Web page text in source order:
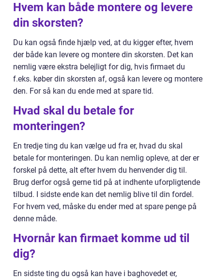
Hvem kan både montere og levere
din skorsten?
Du kan også finde hjælp ved, at du kigger efter, hvem
der både kan levere og montere din skorsten. Det kan
nemlig være ekstra belejligt for dig, hvis firmaet du
f.eks. køber din skorsten af, også kan levere og montere
den. For så kan du ende med at spare tid.
Hvad skal du betale for
monteringen?
En tredje ting du kan vælge ud fra er, hvad du skal
betale for monteringen. Du kan nemlig opleve, at der er
forskel på dette, alt efter hvem du henvender dig til.
Brug derfor også gerne tid på at indhente uforpligtende
tilbud. I sidste ende kan det nemlig blive til din fordel.
For hvem ved, måske du ender med at spare penge på
denne måde.
Hvornår kan firmaet komme ud til
dig?
En sidste ting du også kan have i baghovedet er,